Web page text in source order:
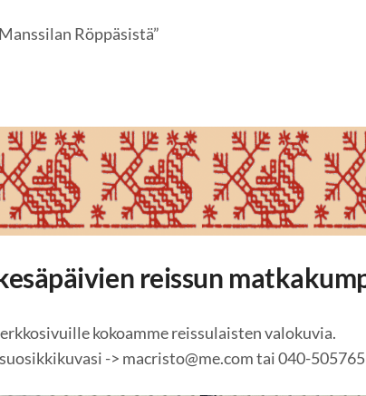
Röppäsistä”
reissun
kokoamme reissulaisten valokuvia.
-> macristo@me.com tai 040-